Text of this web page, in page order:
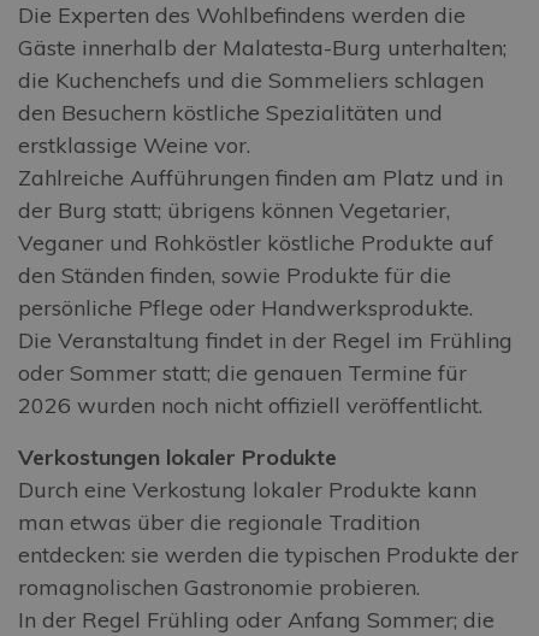
Die Experten des Wohlbefindens werden die
Gäste innerhalb der Malatesta-Burg unterhalten;
die Kuchenchefs und die Sommeliers schlagen
den Besuchern köstliche Spezialitäten und
erstklassige Weine vor.
Zahlreiche Aufführungen finden am Platz und in
der Burg statt; übrigens können Vegetarier,
Veganer und Rohköstler köstliche Produkte auf
den Ständen finden, sowie Produkte für die
persönliche Pflege oder Handwerksprodukte.
Die Veranstaltung findet in der Regel im Frühling
oder Sommer statt; die genauen Termine für
2026 wurden noch nicht offiziell veröffentlicht.
Verkostungen lokaler Produkte
Durch eine Verkostung lokaler Produkte kann
man etwas über die regionale Tradition
entdecken: sie werden die typischen Produkte der
romagnolischen Gastronomie probieren.
In der Regel Frühling oder Anfang Sommer; die